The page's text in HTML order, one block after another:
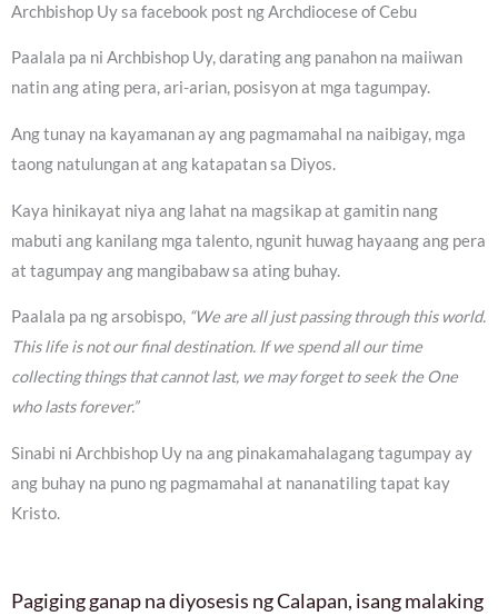
Archbishop Uy sa facebook post ng Archdiocese of Cebu
Paalala pa ni Archbishop Uy, darating ang panahon na maiiwan
natin ang ating pera, ari-arian, posisyon at mga tagumpay.
Ang tunay na kayamanan ay ang pagmamahal na naibigay, mga
taong natulungan at ang katapatan sa Diyos.
Kaya hinikayat niya ang lahat na magsikap at gamitin nang
mabuti ang kanilang mga talento, ngunit huwag hayaang ang pera
at tagumpay ang mangibabaw sa ating buhay.
Paalala pa ng arsobispo, “We are all just passing through this world.
This life is not our final destination. If we spend all our time
collecting things that cannot last, we may forget to seek the One
who lasts forever.”
Sinabi ni Archbishop Uy na ang pinakamahalagang tagumpay ay
ang buhay na puno ng pagmamahal at nananatiling tapat kay
Kristo.
Pagiging ganap na diyosesis ng Calapan, isang malaking